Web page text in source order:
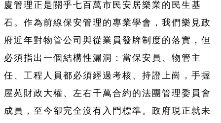
廈管理正是關乎七百萬市民安居樂業的民生基
石。作為前線保安管理的專業學會，我們樂見政
府近年對物管公司與從業員發牌制度的落實，但
必須指出一個結構性漏洞：當保安員、物管主
任、工程人員都必須經過考核、持證上崗，手握
屋苑財政大權、左右千萬合約的法團管理委員會
成員，至今卻完全沒有入門標準。政府現正就未